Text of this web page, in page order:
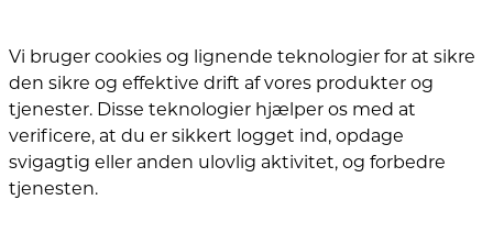
Vi bruger cookies og lignende teknologier for at sikre
den sikre og effektive drift af vores produkter og
tjenester. Disse teknologier hjælper os med at
verificere, at du er sikkert logget ind, opdage
svigagtig eller anden ulovlig aktivitet, og forbedre
tjenesten.